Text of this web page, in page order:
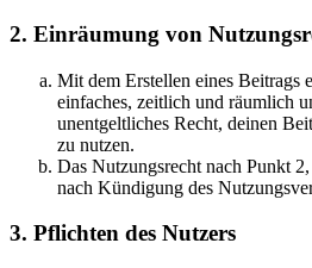
2. Einräumung von
Mit dem Erstellen eines Beitrags
einfaches, zeitlich und räumlich
unentgeltliches Recht, deinen
zu nutzen.
Das Nutzungsrecht nach Punkt
nach Kündigung des
3. Pflichten des Nutzers